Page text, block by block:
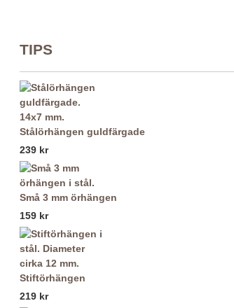
TIPS
Stålörhängen guldfärgade
239 kr
Små 3 mm örhängen
159 kr
Stiftörhängen
219 kr